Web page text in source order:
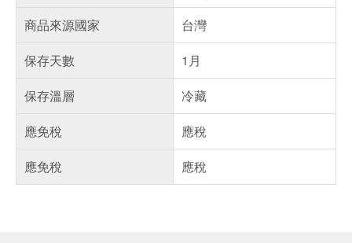
商品來源國家
台灣
保存天數
1月
保存溫層
冷藏
應免稅
應稅
應免稅
應稅